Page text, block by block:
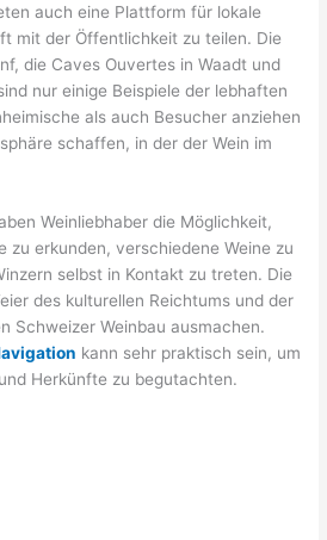
auch eine Plattform für lokale
mit der Öffentlichkeit zu teilen. Die
die Caves Ouvertes in Waadt und
nur einige Beispiele der lebhaften
als auch Besucher anziehen
schaffen, in der der Wein im
Weinliebhaber die Möglichkeit,
zu erkunden, verschiedene Weine zu
selbst in Kontakt zu treten. Die
des kulturellen Reichtums und der
Schweizer Weinbau ausmachen.
kann sehr praktisch sein, um
Herkünfte zu begutachten.